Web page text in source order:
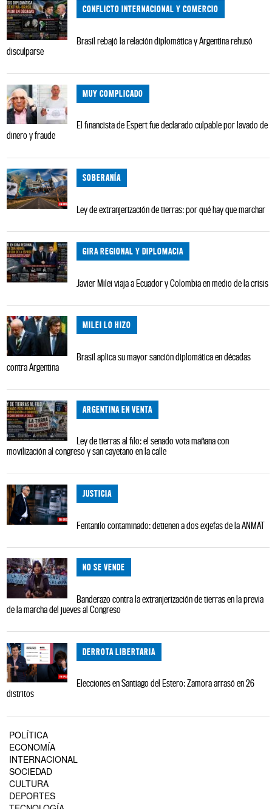
CONFLICTO INTERNACIONAL Y COMERCIO
Brasil rebajó la relación diplomática y Argentina rehusó
disculparse
MUY COMPLICADO
El financista de Espert fue declarado culpable por lavado de
dinero y fraude
SOBERANÍA
Ley de extranjerización de tierras: por qué hay que marchar
GIRA REGIONAL Y DIPLOMACIA
Javier Milei viaja a Ecuador y Colombia en medio de la crisis
MILEI LO HIZO
Brasil aplica su mayor sanción diplomática en décadas
contra Argentina
ARGENTINA EN VENTA
Ley de tierras al filo: el senado vota mañana con
movilización al congreso y san cayetano en la calle
JUSTICIA
Fentanilo contaminado: detienen a dos exjefas de la ANMAT
NO SE VENDE
Banderazo contra la extranjerización de tierras en la previa
de la marcha del jueves al Congreso
DERROTA LIBERTARIA
Elecciones en Santiago del Estero: Zamora arrasó en 26
distritos
POLÍTICA
ECONOMÍA
INTERNACIONAL
SOCIEDAD
CULTURA
DEPORTES